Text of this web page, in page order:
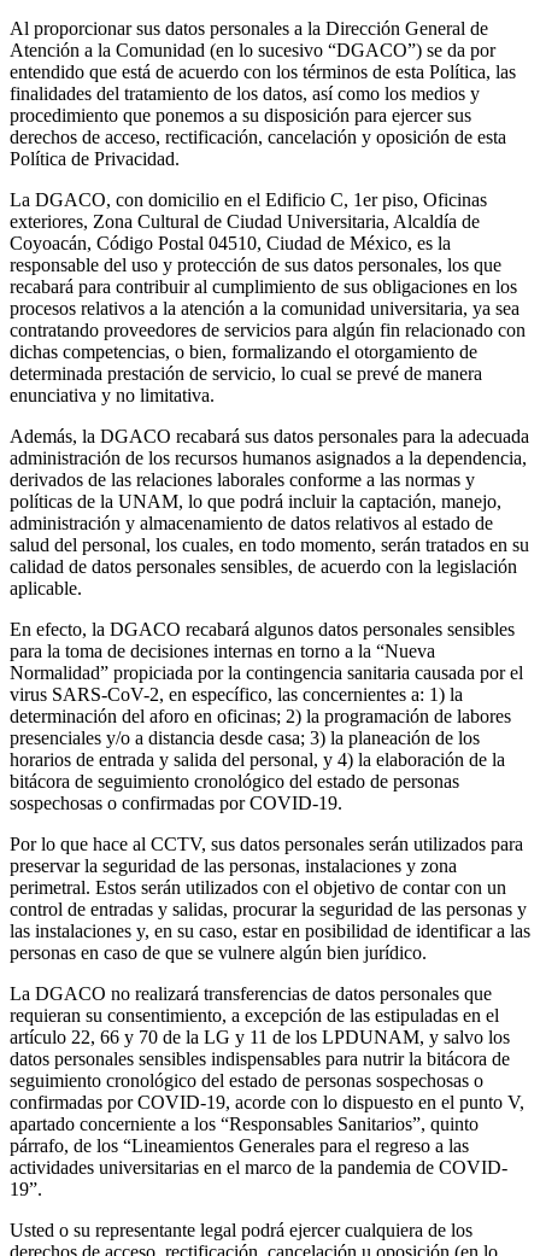
Al proporcionar sus datos personales a la Dirección General de
Atención a la Comunidad (en lo sucesivo “DGACO”) se da por
entendido que está de acuerdo con los términos de esta Política, las
finalidades del tratamiento de los datos, así como los medios y
procedimiento que ponemos a su disposición para ejercer sus
derechos de acceso, rectificación, cancelación y oposición de esta
Política de Privacidad.
La DGACO, con domicilio en el Edificio C, 1er piso, Oficinas
exteriores, Zona Cultural de Ciudad Universitaria, Alcaldía de
Coyoacán, Código Postal 04510, Ciudad de México, es la
responsable del uso y protección de sus datos personales, los que
recabará para contribuir al cumplimiento de sus obligaciones en los
procesos relativos a la atención a la comunidad universitaria, ya sea
contratando proveedores de servicios para algún fin relacionado con
dichas competencias, o bien, formalizando el otorgamiento de
determinada prestación de servicio, lo cual se prevé de manera
enunciativa y no limitativa.
Además, la DGACO recabará sus datos personales para la adecuada
administración de los recursos humanos asignados a la dependencia,
derivados de las relaciones laborales conforme a las normas y
políticas de la UNAM, lo que podrá incluir la captación, manejo,
administración y almacenamiento de datos relativos al estado de
salud del personal, los cuales, en todo momento, serán tratados en su
calidad de datos personales sensibles, de acuerdo con la legislación
aplicable.
En efecto, la DGACO recabará algunos datos personales sensibles
para la toma de decisiones internas en torno a la “Nueva
Normalidad” propiciada por la contingencia sanitaria causada por el
virus SARS-CoV-2, en específico, las concernientes a: 1) la
determinación del aforo en oficinas; 2) la programación de labores
presenciales y/o a distancia desde casa; 3) la planeación de los
horarios de entrada y salida del personal, y 4) la elaboración de la
bitácora de seguimiento cronológico del estado de personas
sospechosas o confirmadas por COVID-19.
Por lo que hace al CCTV, sus datos personales serán utilizados para
preservar la seguridad de las personas, instalaciones y zona
perimetral. Estos serán utilizados con el objetivo de contar con un
control de entradas y salidas, procurar la seguridad de las personas y
las instalaciones y, en su caso, estar en posibilidad de identificar a las
personas en caso de que se vulnere algún bien jurídico.
La DGACO no realizará transferencias de datos personales que
requieran su consentimiento, a excepción de las estipuladas en el
artículo 22, 66 y 70 de la LG y 11 de los LPDUNAM, y salvo los
datos personales sensibles indispensables para nutrir la bitácora de
seguimiento cronológico del estado de personas sospechosas o
confirmadas por COVID-19, acorde con lo dispuesto en el punto V,
apartado concerniente a los “Responsables Sanitarios”, quinto
párrafo, de los “Lineamientos Generales para el regreso a las
actividades universitarias en el marco de la pandemia de COVID-
19”.
Usted o su representante legal podrá ejercer cualquiera de los